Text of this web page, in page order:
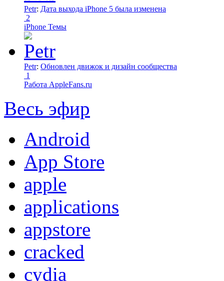
Petr: Дата выхода iPhone 5 была изменена
2
iPhone Темы
Petr: Обновлен движок и дизайн сообщества
1
Работа AppleFans.ru
Весь эфир
Android
App Store
apple
applications
appstore
cracked
cydia